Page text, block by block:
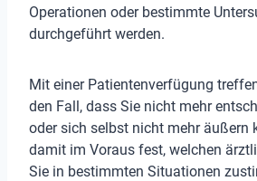
Operationen oder bestimmte
durchgeführt werden.
Mit einer Patientenverfügung
den Fall, dass Sie nicht mehr
oder sich selbst nicht mehr äußern
damit im Voraus fest, welchen
Sie in bestimmten Situationen